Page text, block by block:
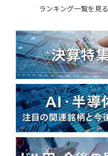
ランキング一覧を見る